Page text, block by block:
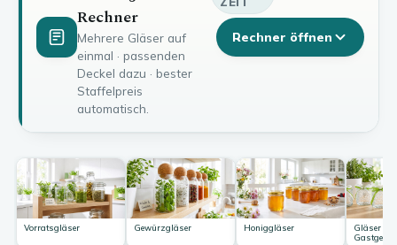
Rechner
Mehrere Gläser auf
einmal · passenden
Deckel dazu · bester
Staffelpreis
automatisch.
Rechner öffnen
Vorratsgläser Gewürzgläser Honiggläser
Gläser für